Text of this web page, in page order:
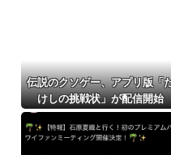
伝説のクソゲー、アプリ版「
けしの挑戦状」が配信開始